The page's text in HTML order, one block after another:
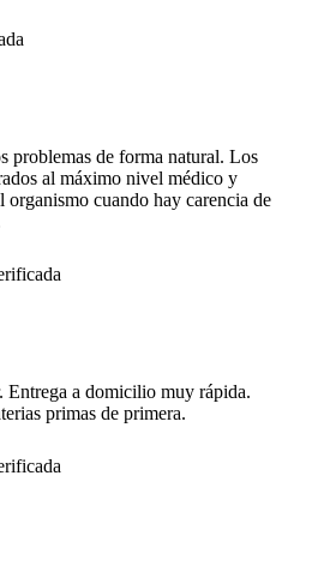
problemas de forma natural. Los
al máximo nivel médico y
cuando hay carencia de
Entrega a domicilio muy rápida.
primas de primera.